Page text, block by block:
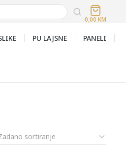
0,00 KM
PU LAJSNE PANELI